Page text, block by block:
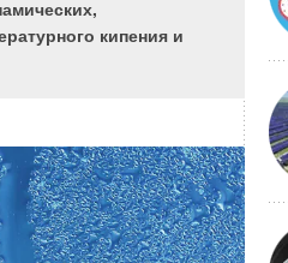
кипения и